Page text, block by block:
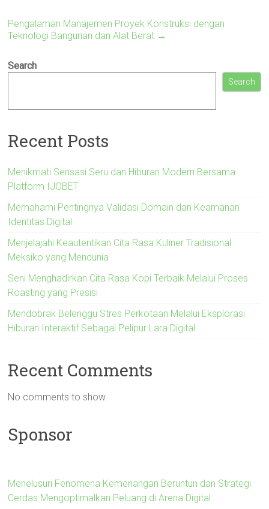
Pengalaman Manajemen Proyek Konstruksi dengan
Teknologi Bangunan dan Alat Berat →
Search
Search
Recent Posts
Menikmati Sensasi Seru dan Hiburan Modern Bersama
Platform IJOBET
Memahami Pentingnya Validasi Domain dan Keamanan
Identitas Digital
Menjelajahi Keautentikan Cita Rasa Kuliner Tradisional
Meksiko yang Mendunia
Seni Menghadirkan Cita Rasa Kopi Terbaik Melalui Proses
Roasting yang Presisi
Mendobrak Belenggu Stres Perkotaan Melalui Eksplorasi
Hiburan Interaktif Sebagai Pelipur Lara Digital
Recent Comments
No comments to show.
Sponsor
Menelusuri Fenomena Kemenangan Beruntun dan Strategi
Cerdas Mengoptimalkan Peluang di Arena Digital